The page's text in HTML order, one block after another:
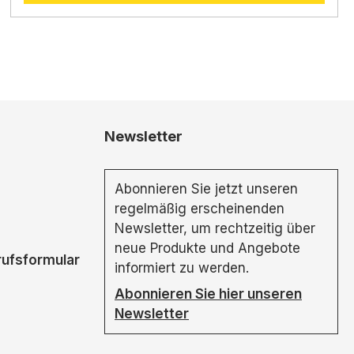
Newsletter
Abonnieren Sie jetzt unseren
regelmäßig erscheinenden
Newsletter, um rechtzeitig über
neue Produkte und Angebote
informiert zu werden.
Abonnieren Sie hier unseren
Newsletter